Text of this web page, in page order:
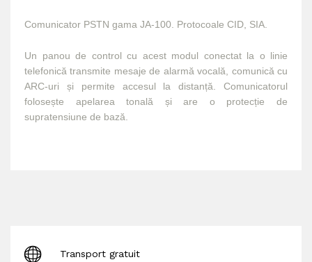
Comunicator PSTN gama JA-100. Protocoale CID, SIA.
Un panou de control cu acest modul conectat la o linie
telefonică transmite mesaje de alarmă vocală, comunică cu
ARC-uri și permite accesul la distanță.
Comunicatorul
folosește apelarea tonală și are o protecție de
supratensiune de bază.
Transport gratuit